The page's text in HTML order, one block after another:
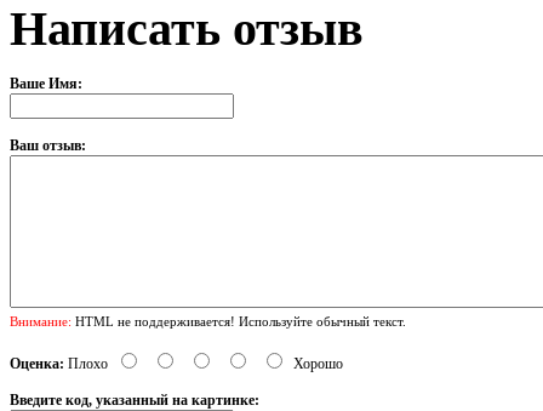
Написать отзыв
Ваше Имя:
Ваш отзыв:
Внимание: HTML не поддерживается! Используйте обычный текст.
Оценка: Плохо Хорошо
Введите код, указанный на картинке: